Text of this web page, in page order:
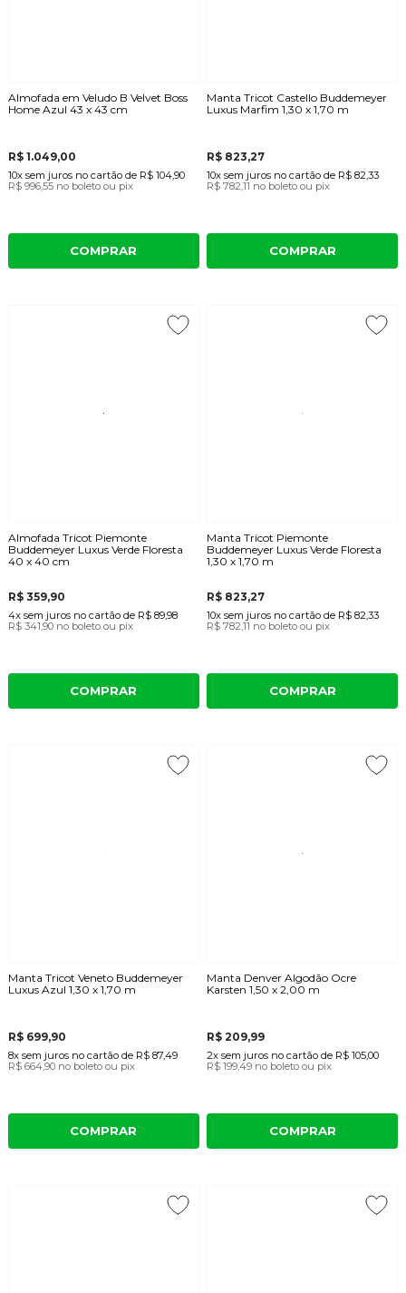
Almofada em Veludo B Velvet Boss
Home Azul 43 x 43 cm
R$ 1.049,00
10x sem juros no cartãode R$ 104,90
R$ 996,55 no boleto ou pix
COMPRAR
Manta Tricot Castello Buddemeyer
Luxus Marfim 1,30 x 1,70 m
R$ 823,27
10x sem juros no cartão de R$ 82,33
R$ 782,11 no boleto ou pix
COMPRAR
Almofada Tricot Piemonte
Buddemeyer Luxus Verde Floresta
40 x 40 cm
R$ 359,90
4x sem juros no cartãode R$ 89,98
R$ 341,90 no boleto ou pix
COMPRAR
Manta Tricot Piemonte
Buddemeyer Luxus Verde Floresta
1,30 x 1,70 m
R$ 823,27
10x sem juros no cartão de R$ 82,33
R$ 782,11 no boleto ou pix
COMPRAR
Manta Tricot Veneto Buddemeyer
Luxus Azul 1,30 x 1,70 m
R$ 699,90
8x sem juros no cartãode R$ 87,49
R$ 664,90 no boleto ou pix
COMPRAR
Manta Denver Algodão Ocre
Karsten 1,50 x 2,00 m
R$ 209,99
2x sem juros no cartão de R$ 105,00
R$ 199,49 no boleto ou pix
COMPRAR